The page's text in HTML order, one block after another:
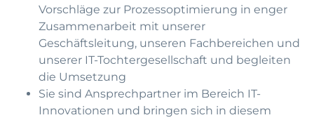
Vorschläge zur Prozessoptimierung in enger
Zusammenarbeit mit unserer
Geschäftsleitung, unseren Fachbereichen und
unserer IT-Tochtergesellschaft und begleiten
die Umsetzung
Sie sind Ansprechpartner im Bereich IT-
Innovationen und bringen sich in diesem